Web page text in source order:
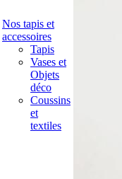
Nos tapis et
accessoires
Tapis
Vases et
Objets
déco
Coussins
et
textiles